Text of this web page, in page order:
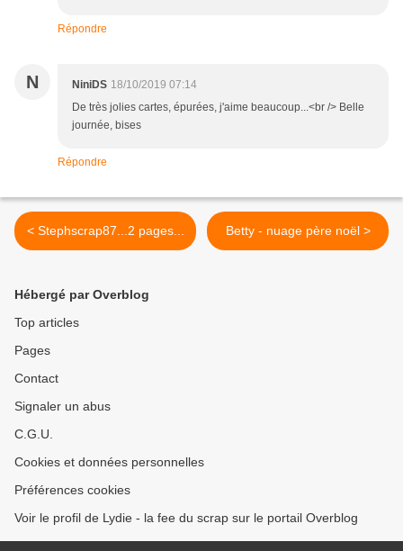
Répondre
N NiniDS 18/10/2019 07:14
De très jolies cartes, épurées, j'aime beaucoup...<br /> Belle
journée, bises
Répondre
< Stephscrap87...2 pages... Betty - nuage père noël >
Hébergé par Overblog
Top articles
Pages
Contact
Signaler un abus
C.G.U.
Cookies et données personnelles
Préférences cookies
Voir le profil de Lydie - la fee du scrap sur le portail Overblog